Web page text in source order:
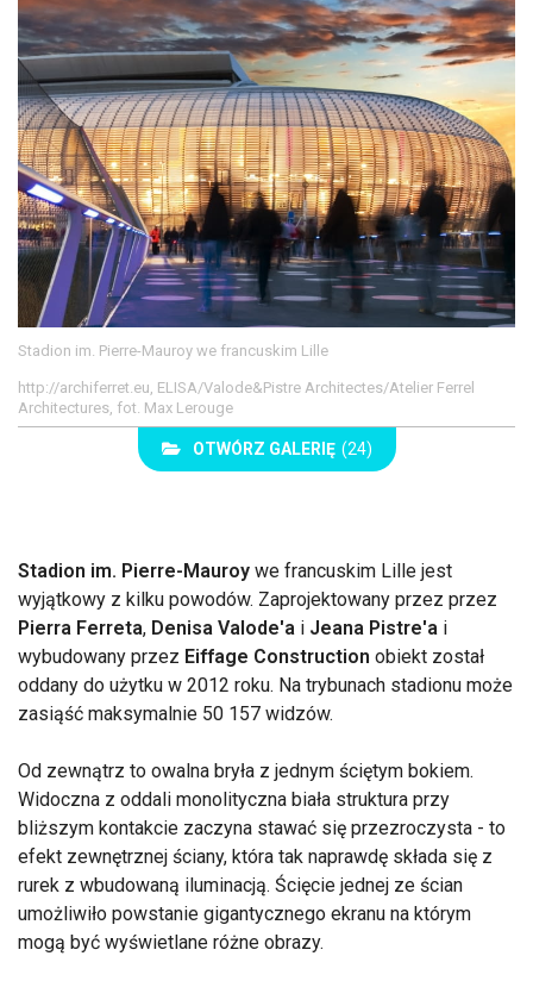
Stadion im. Pierre-Mauroy we francuskim Lille
http://archiferret.eu, ELISA/Valode&Pistre Architectes/Atelier Ferrel
Architectures, fot. Max Lerouge
OTWÓRZ GALERIĘ (24)
Stadion im. Pierre-Mauroy we francuskim Lille jest
wyjątkowy z kilku powodów. Zaprojektowany przez przez
Pierra Ferreta, Denisa Valode'a i Jeana Pistre'a i
wybudowany przez Eiffage Construction obiekt został
oddany do użytku w 2012 roku. Na trybunach stadionu może
zasiąść maksymalnie 50 157 widzów.
Od zewnątrz to owalna bryła z jednym ściętym bokiem.
Widoczna z oddali monolityczna biała struktura przy
bliższym kontakcie zaczyna stawać się przezroczysta - to
efekt zewnętrznej ściany, która tak naprawdę składa się z
rurek z wbudowaną iluminacją. Ścięcie jednej ze ścian
umożliwiło powstanie gigantycznego ekranu na którym
mogą być wyświetlane różne obrazy.